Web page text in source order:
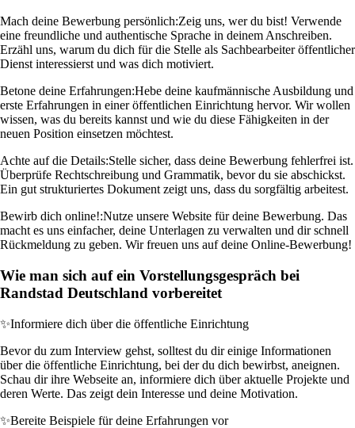
Mach deine Bewerbung persönlich:Zeig uns, wer du bist! Verwende
eine freundliche und authentische Sprache in deinem Anschreiben.
Erzähl uns, warum du dich für die Stelle als Sachbearbeiter öffentlicher
Dienst interessierst und was dich motiviert.
Betone deine Erfahrungen:Hebe deine kaufmännische Ausbildung und
erste Erfahrungen in einer öffentlichen Einrichtung hervor. Wir wollen
wissen, was du bereits kannst und wie du diese Fähigkeiten in der
neuen Position einsetzen möchtest.
Achte auf die Details:Stelle sicher, dass deine Bewerbung fehlerfrei ist.
Überprüfe Rechtschreibung und Grammatik, bevor du sie abschickst.
Ein gut strukturiertes Dokument zeigt uns, dass du sorgfältig arbeitest.
Bewirb dich online!:Nutze unsere Website für deine Bewerbung. Das
macht es uns einfacher, deine Unterlagen zu verwalten und dir schnell
Rückmeldung zu geben. Wir freuen uns auf deine Online-Bewerbung!
Wie man sich auf ein Vorstellungsgespräch bei
Randstad Deutschland vorbereitet
✨Informiere dich über die öffentliche Einrichtung
Bevor du zum Interview gehst, solltest du dir einige Informationen
über die öffentliche Einrichtung, bei der du dich bewirbst, aneignen.
Schau dir ihre Webseite an, informiere dich über aktuelle Projekte und
deren Werte. Das zeigt dein Interesse und deine Motivation.
✨Bereite Beispiele für deine Erfahrungen vor